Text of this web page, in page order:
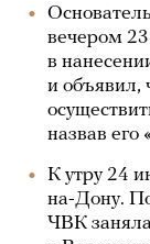
вечером
в
и объявил,
назвав
К утру 24
на-Дону.
ЧВК